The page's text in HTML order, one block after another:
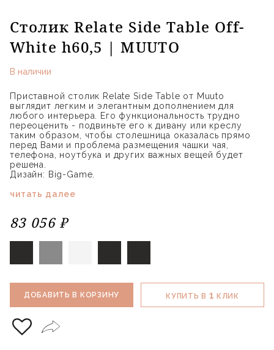
Столик Relate Side Table Off-
White h60,5 | MUUTO
В наличии
Приставной столик Relate Side Table от Muuto
выглядит легким и элегантным дополнением для
любого интерьера. Его функциональность трудно
переоценить - подвиньте его к дивану или креслу
таким образом, чтобы столешница оказалась прямо
перед Вами и проблема размещения чашки чая,
телефона, ноутбука и других важных вещей будет
решена.
Дизайн: Big-Game.
читать далее
83 056 ₽
ДОБАВИТЬ В КОРЗИНУ КУПИТЬ В 1 КЛИК